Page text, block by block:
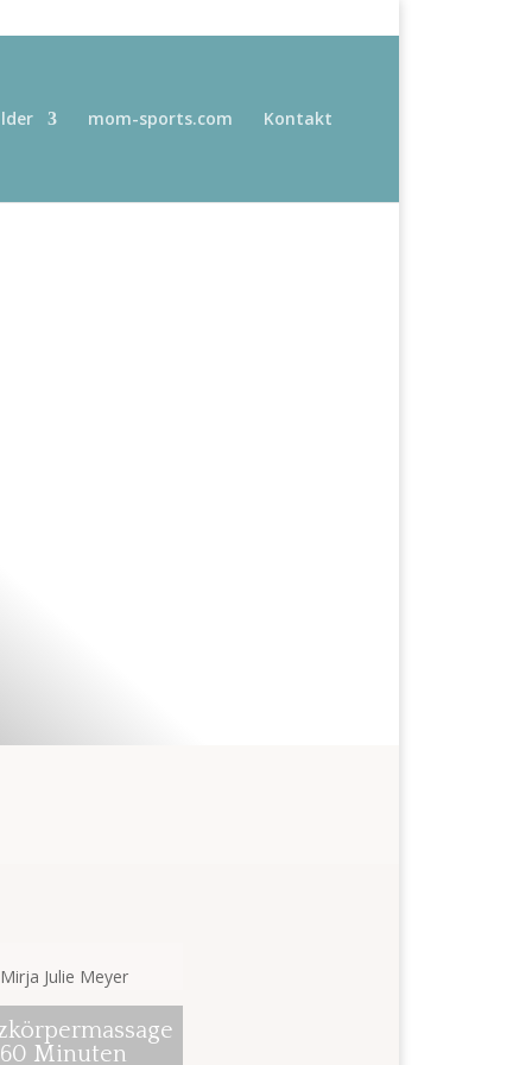
mom-sports.com Kontakt
Mirja Julie Meyer
60 Minuten